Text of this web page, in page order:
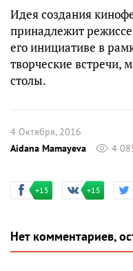
Идея создания
принадлежит
его инициативе в
творческие встречи,
столы.
4 Октября, 2016
Aidana Mamayeva
4
+15 +15
Нет комментариев,